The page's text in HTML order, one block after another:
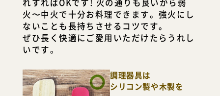
れすればOKです! 火の通りも良いから弱
火〜中火で十分お料理できます。強火にし
ないことも長持ちさせるコツです。
ぜひ長く快適にご愛用いただけたらうれし
いです。
調理器具は
シリコン製や木製を